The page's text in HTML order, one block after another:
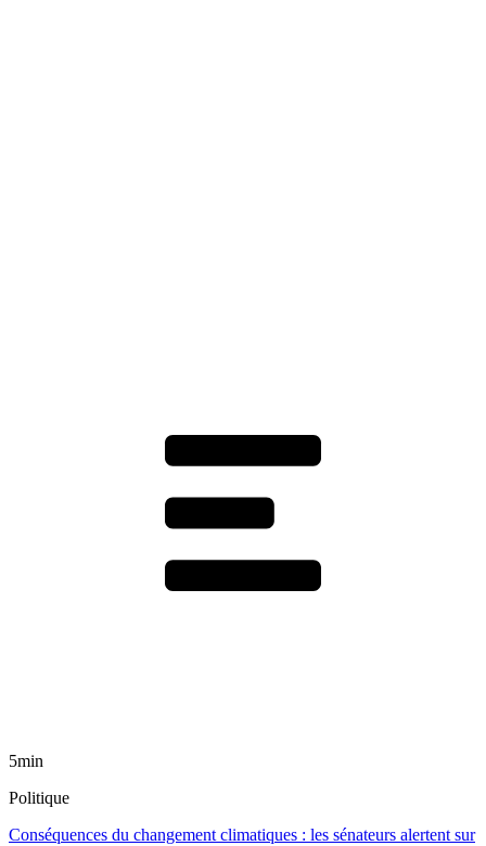
5min
Politique
Conséquences du changement climatiques : les sénateurs alertent sur